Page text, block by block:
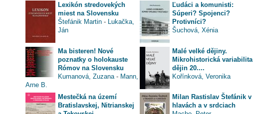
Lexikón stredovekých
miest na Slovensku
Štefánik Martin - Lukačka,
Ján
Ľudáci a komunisti:
Súperi? Spojenci?
Protivníci?
Šuchová, Xénia
Ma bisteren! Nové
poznatky o holokauste
Rómov na Slovensku
Kumanová, Zuzana - Mann,
Arne B.
Malé velké dějiny.
Mikrohistorická variabilita
dějin 20....
Kořínková, Veronika
Mestečká na území
Bratislavskej, Nitrianskej
Milan Rastislav Štefánik v
hlavách a v srdciach